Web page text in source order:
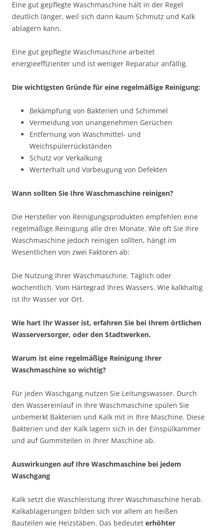
Eine gut gepflegte Waschmaschine hält in der Regel
deutlich länger, weil sich dann kaum Schmutz und Kalk
ablagern kann.
Eine gut gepflegte Waschmaschine arbeitet
energieeffizienter und ist weniger Reparatur anfällig.
Die wichtigsten Gründe für eine regelmäßige Reinigung:
Bekämpfung von Bakterien und Schimmel
Vermeidung von unangenehmen Gerüchen
Entfernung von Waschmittel- und
Weichspülerrückständen
Schutz vor Verkalkung
Werterhalt und Vorbeugung von Defekten
Wann sollten Sie Ihre Waschmaschine reinigen?
Die Hersteller von Reinigungsprodukten empfehlen eine
regelmäßige Reinigung alle drei Monate. Wie oft Sie Ihre
Waschmaschine jedoch reinigen sollten, hängt im
Wesentlichen von zwei Faktoren ab:
Die Nutzung Ihrer Waschmaschine. Täglich oder
wöchentlich. Vom Härtegrad Ihres Wassers. Wie kalkhaltig
ist Ihr Wasser vor Ort.
Wie hart Ihr Wasser ist, erfahren Sie bei Ihrem örtlichen
Wasserversorger, oder den Stadtwerken.
Warum ist eine regelmäßige Reinigung Ihrer
Waschmaschine so wichtig?
Für jeden Waschgang nutzen Sie Leitungswasser. Durch
den Wassereinlauf in Ihre Waschmaschine spülen Sie
unbemerkt Bakterien und Kalk mit in Ihre Maschine. Diese
Bakterien und der Kalk lagern sich in der Einspülkammer
und auf Gummiteilen in Ihrer Maschine ab.
Auswirkungen auf Ihre Waschmaschine bei jedem
Waschgang
Kalk setzt die Waschleistung Ihrer Waschmaschine herab.
Kalkablagerungen bilden sich vor allem an heißen
Bauteilen wie Heizstäben. Das bedeutet erhöhter